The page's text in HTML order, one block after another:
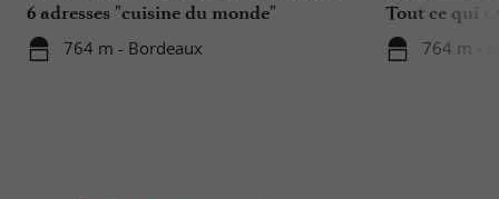
6 adresses "cuisine du monde"
764 m - Bordeaux
Tout ce qui
764 m -